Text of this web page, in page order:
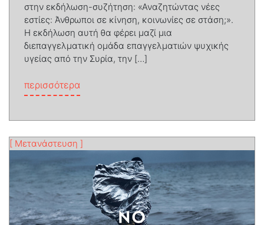
στην εκδήλωση-συζήτηση: «Αναζητώντας νέες
εστίες: Άνθρωποι σε κίνηση, κοινωνίες σε στάση;».
Η εκδήλωση αυτή θα φέρει μαζί μια
διεπαγγελματική ομάδα επαγγελματιών ψυχικής
υγείας από την Συρία, την […]
περισσότερα
[ Μετανάστευση ]